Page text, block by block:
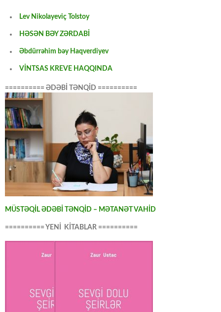
Lev Nikolayeviç Tolstoy
HƏSƏN BƏY ZƏRDABİ
Əbdürrəhim bəy Haqverdiyev
VİNTSAS KREVE HAQQINDA
========== ƏDƏBİ TƏNQİD ==========
MÜSTƏQİL ƏDƏBİ TƏNQİD – MƏTANƏT VAHİD
========== YENİ KİTABLAR ==========